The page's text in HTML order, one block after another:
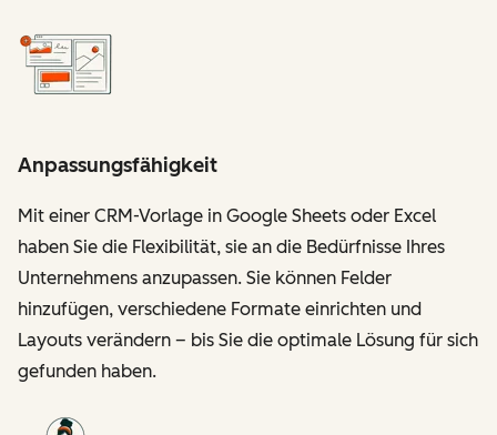
Anpassungsfähigkeit
Mit einer CRM-Vorlage in Google Sheets oder Excel
haben Sie die Flexibilität, sie an die Bedürfnisse Ihres
Unternehmens anzupassen. Sie können Felder
hinzufügen, verschiedene Formate einrichten und
Layouts verändern – bis Sie die optimale Lösung für sich
gefunden haben.